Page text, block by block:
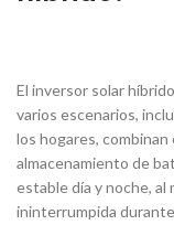
El inversor solar
varios escenarios,
los hogares,
almacenamiento de
estable día y noche,
ininterrumpida